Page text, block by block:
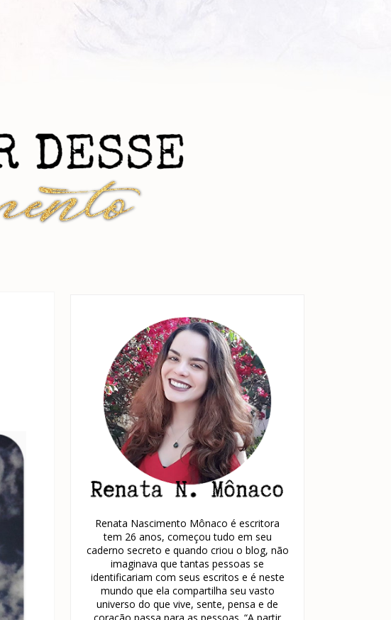
Renata Nascimento Mônaco é escritora
tem 26 anos, começou tudo em seu
caderno secreto e quando criou o blog, não
imaginava que tantas pessoas se
identificariam com seus escritos e é neste
mundo que ela compartilha seu vasto
universo do que vive, sente, pensa e de